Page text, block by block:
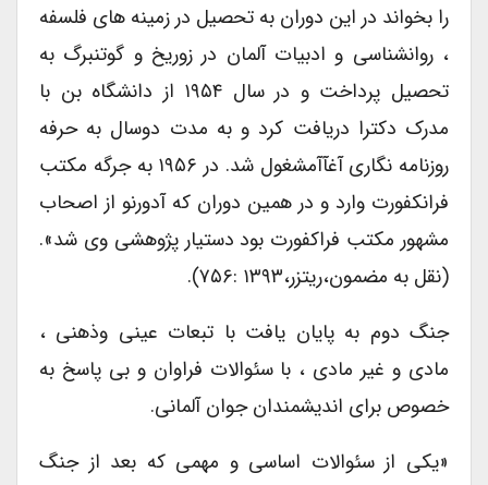
را بخواند در این دوران به تحصیل در زمینه های فلسفه
، روانشناسی و ادبیات آلمان در زوریخ و گوتنبرگ به
تحصیل پرداخت و در سال ۱۹۵۴ از دانشگاه بن با
مدرک دکترا دریافت کرد و به مدت دوسال به حرفه
روزنامه نگاری آغآآمشغول شد. در ۱۹۵۶ به جرگه مکتب
فرانکفورت وارد و در همین دوران که آدورنو از اصحاب
مشهور مکتب فراکفورت بود دستیار پژوهشی وی شد».
(نقل به مضمون،ریتزر،۱۳۹۳ :۷۵۶).
جنگ دوم به پایان یافت با تبعات عینی وذهنی ،
مادی و غیر مادی ، با سئوالات فراوان و بی پاسخ به
خصوص برای اندیشمندان جوان آلمانی.
«یکی از سئوالات اساسی و مهمی که بعد از جنگ